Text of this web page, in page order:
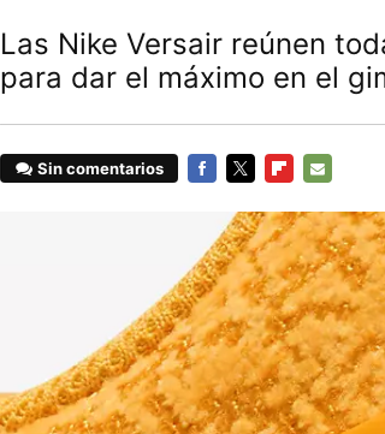
Las Nike Versair reúnen
para dar el máximo en el
Sin comentarios
MAIL